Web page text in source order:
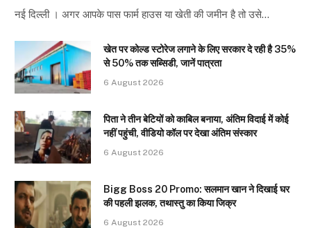
नई दिल्ली । अगर आपके पास फार्म हाउस या खेती की जमीन है तो उसे…
खेत पर कोल्ड स्टोरेज लगाने के लिए सरकार दे रही है 35%
से 50% तक सब्सिडी, जानें पात्रता
6 August 2026
पिता ने तीन बेटियों को काबिल बनाया, अंतिम विदाई में कोई
नहीं पहुंची, वीडियो कॉल पर देखा अंतिम संस्कार
6 August 2026
Bigg Boss 20 Promo: सलमान खान ने दिखाई घर
की पहली झलक, तथास्तु का किया जिक्र
6 August 2026